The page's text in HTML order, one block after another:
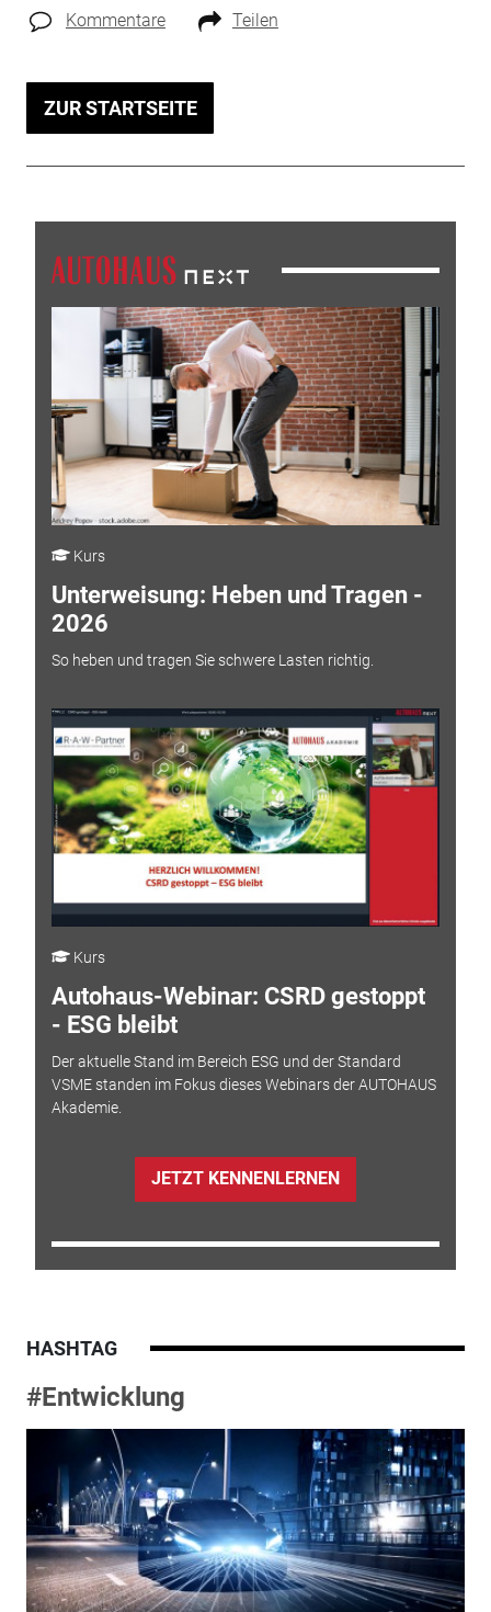
Kommentare Teilen
ZUR STARTSEITE
Kurs
Unterweisung: Heben und Tragen -
2026
So heben und tragen Sie schwere Lasten richtig.
Kurs
Autohaus-Webinar: CSRD gestoppt
- ESG bleibt
Der aktuelle Stand im Bereich ESG und der Standard
VSME standen im Fokus dieses Webinars der AUTOHAUS
Akademie.
JETZT KENNENLERNEN
HASHTAG
#Entwicklung